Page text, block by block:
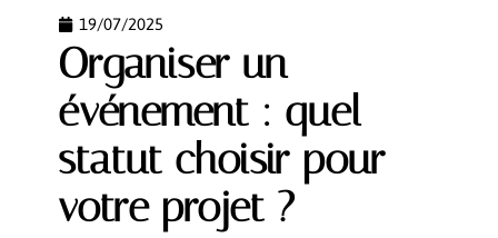
19/07/2025
Organiser un
événement : quel
statut choisir pour
votre projet ?